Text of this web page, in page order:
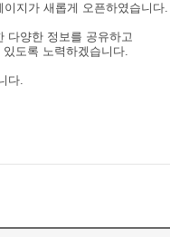
지가 새롭게 오픈하였습니다.
다양한 정보를 공유하고
도록 노력하겠습니다.
다.